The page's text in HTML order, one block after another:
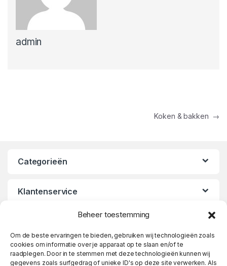
Beheer toestemming
Om de beste ervaringen te bieden, gebruiken wij technologieën zoals
cookies om informatie over je apparaat op te slaan en/of te
raadplegen. Door in te stemmen met deze technologieën kunnen wij
gegevens zoals surfgedrag of unieke ID's op deze site verwerken. Als
admin
Koken & bakken →
Categorieën
Klantenservice